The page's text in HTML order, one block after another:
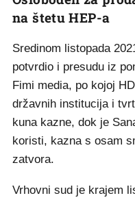
na štetu HEP-a
Sredinom listopada
potvrdio i presudu iz
Fimi media, po kojoj
državnih institucija i
kuna kazne, dok je
koristi, kazna s osam
zatvora.
Vrhovni sud je krajem